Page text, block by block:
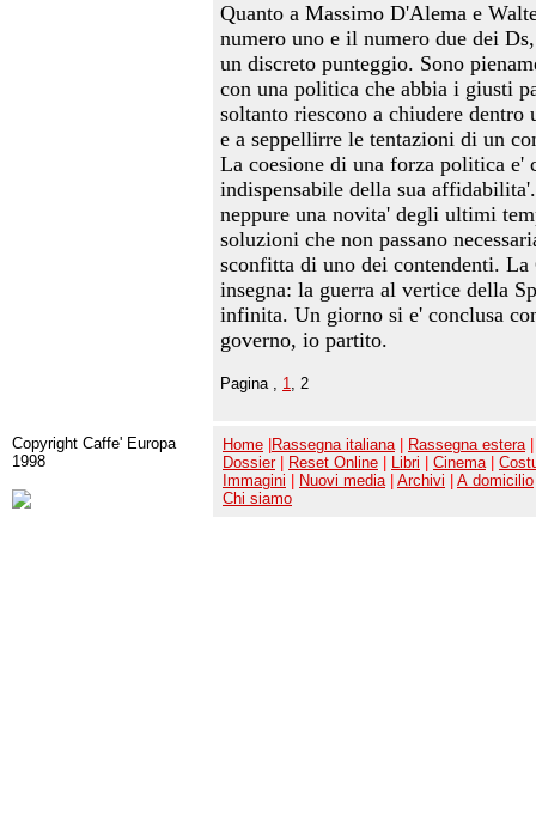
Quanto a Massimo D'Alema e
numero uno e il numero due dei
un discreto punteggio. Sono
con una politica che abbia i giusti
soltanto riescono a chiudere dentro
e a seppellirre le tentazioni di un
La coesione di una forza politica e'
indispensabile della sua
neppure una novita' degli ultimi
soluzioni che non passano
sconfitta di uno dei contendenti. La
insegna: la guerra al vertice della
infinita. Un giorno si e' conclusa
governo, io partito.
Pagina , 1, 2
Copyright Caffe' Europa
1998
Home Rassegna italiana Rassegna estera
Dossier
Reset Online Libri Cinema
Immagini
Nuovi media Archivi
A domicilio
Chi siamo